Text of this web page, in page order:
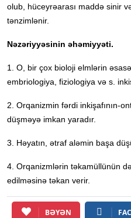
olub, hüceyrəarası maddə sinir
tənzimlənir.
Nəzəriyyəsinin əhəmiyyəti.
1. O, bir çox bioloji elmlərin
embriologiya, fiziologiya və s.
2. Orqanizmin fərdi inkişafının-
düşməyə imkan yaradır.
3. Həyatın, ətraf aləmin başa
4. Orqanizmlərin təkamüllünün
edilməsinə təkan verir.
BƏYƏN